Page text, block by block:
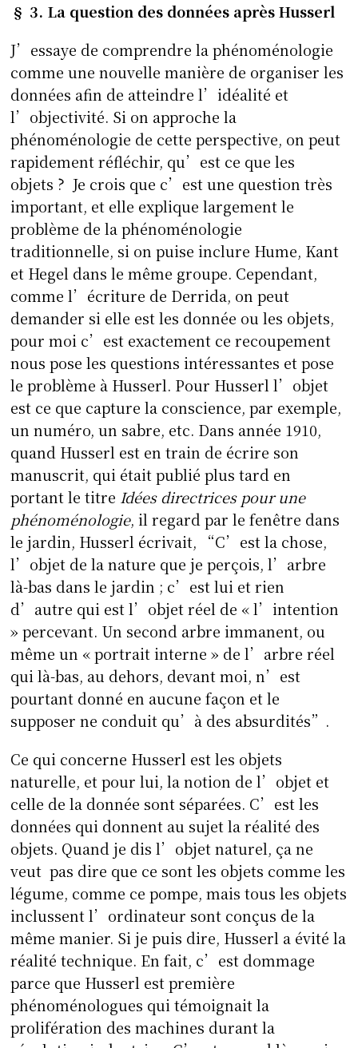
§ 3. La question des données après Husserl
J’essaye de comprendre la phénoménologie
comme une nouvelle manière de organiser les
données afin de atteindre l’idéalité et
l’objectivité. Si on approche la
phénoménologie de cette perspective, on peut
rapidement réfléchir, qu’est ce que les
objets ? Je crois que c’est une question très
important, et elle explique largement le
problème de la phénoménologie
traditionnelle, si on puise inclure Hume, Kant
et Hegel dans le même groupe. Cependant,
comme l’écriture de Derrida, on peut
demander si elle est les donnée ou les objets,
pour moi c’est exactement ce recoupement
nous pose les questions intéressantes et pose
le problème à Husserl. Pour Husserl l’objet
est ce que capture la conscience, par exemple,
un numéro, un sabre, etc. Dans année 1910,
quand Husserl est en train de écrire son
manuscrit, qui était publié plus tard en
portant le titre Idées directrices pour une
phénoménologie, il regard par le fenêtre dans
le jardin, Husserl écrivait, “C’est la chose,
l’objet de la nature que je perçois, l’arbre
là-bas dans le jardin ; c’est lui et rien
d’autre qui est l’objet réel de « l’intention
» percevant. Un second arbre immanent, ou
même un « portrait interne » de l’arbre réel
qui là-bas, au dehors, devant moi, n’est
pourtant donné en aucune façon et le
supposer ne conduit qu’à des absurdités”.
Ce qui concerne Husserl est les objets
naturelle, et pour lui, la notion de l’objet et
celle de la donnée sont séparées. C’est les
données qui donnent au sujet la réalité des
objets. Quand je dis l’objet naturel, ça ne
veut pas dire que ce sont les objets comme les
légume, comme ce pompe, mais tous les objets
inclussent l’ordinateur sont conçus de la
même manier. Si je puis dire, Husserl a évité la
réalité technique. En fait, c’est dommage
parce que Husserl est première
phénoménologues qui témoignait la
prolifération des machines durant la